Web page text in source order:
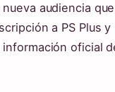
audiencia
a PS Plus
oficial